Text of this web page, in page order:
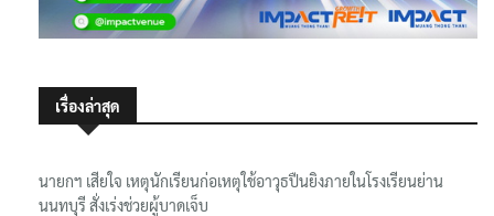
เรื่องล่าสุด
นายกฯ เสียใจ เหตุนักเรียนก่อเหตุใช้อาวุธปืนยิงภายในโรงเรียนย่าน
นนทบุรี สั่งเร่งช่วยผู้บาดเจ็บ